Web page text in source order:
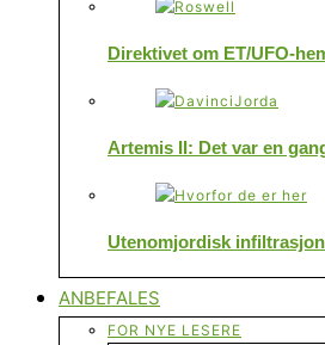
Direktivet om ET/UFO-
Artemis II: Det var en
Utenomjordisk
ANBEFALES
FOR NYE LESERE